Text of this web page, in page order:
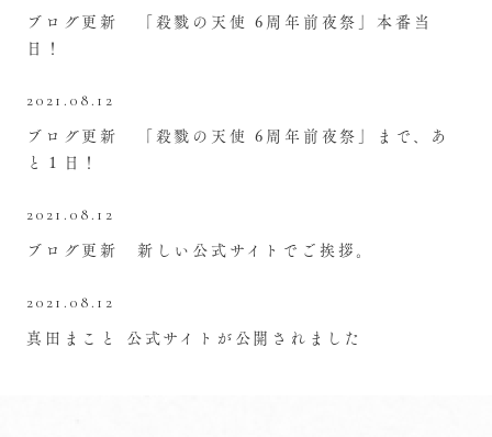
ブログ更新 「殺戮の天使 6周年前夜祭」本番当
日！
2021.08.12
ブログ更新 「殺戮の天使 6周年前夜祭」まで、あ
と１日！
2021.08.12
ブログ更新 新しい公式サイトでご挨拶。
2021.08.12
真田まこと 公式サイトが公開されました